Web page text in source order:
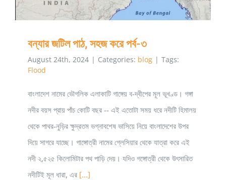
কফি
বন্যার জটিল পাঠ, সহজ করে পর্ব-৩
August 24th, 2024 | Categories: blog | Tags:
Flood
বাংলাদেশ নামের ভৌগলিক এলাকাটি গাঙ্গেয় ব-দ্বীপের মূল ভূখণ্ড। গঙ্গা
নদীর বয়স প্রায় পাঁচ কোটি বছর -- এই এতোটা সময় ধরে নদীটি হিমালয়
থেকে পাথর-নুড়ির ক্ষুদ্রতম ভগ্নাবশেষ ভাসিয়ে নিয়ে বাংলাদেশের উপর
দিয়ে সাগরে যাচ্ছে। গাঙ্গোত্রী নামের গ্লেসিয়ার থেকে যাত্রা করে এই
নদী ২,৫২৫ কিলোমিটার পথ পাড়ি দেয়। যদিও গঙ্গোত্রী থেকে উৎসারিত
নদীটিই মূল ধারা, এর [...]